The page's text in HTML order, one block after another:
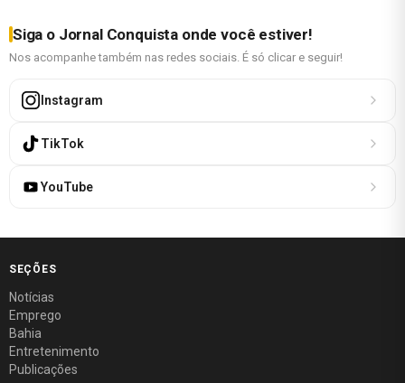
Siga o Jornal Conquista onde você estiver!
Nos acompanhe também nas redes sociais. É só clicar e seguir!
Instagram
TikTok
YouTube
SEÇÕES
Notícias
Emprego
Bahia
Entretenimento
Publicações